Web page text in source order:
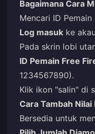
Bagaimana Cara
Mencari ID
Log masuk ke
Pada skrin lobi
ID Pemain Free
1234567890).
Klik ikon "salin" di
Cara Tambah
Bersedia untuk